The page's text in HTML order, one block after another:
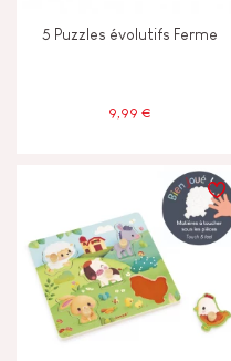
5 Puzzles évolutifs Ferme
9,99 €